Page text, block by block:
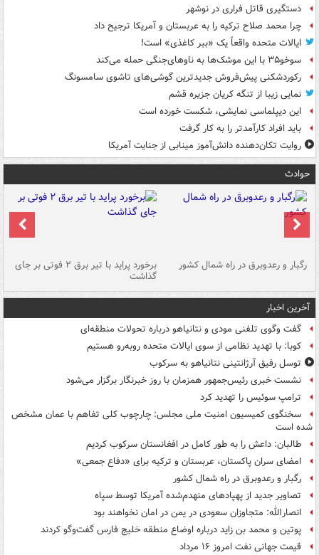
دستگیری قاتل فراری در نوشهر
چرا محمد صلاح ترکیه را به عربستان و آمریکا ترجیح داد
ایالات متحده واقعاً یک «ببر کاغذی» است!
سوخو۳۵ با این موشک‌ها به ناوهای‌جنگی حمله می‌کند
رکوردشکنی پیش‌فروش جدیدترین گوشی‌های تاشوی سامسونگ
نمایی زیبا از تنگه کریان جزیره قشم
این دیپلماسی نمایشی، شکست خورده است
باید افراد کارآمدتر را به کار گرفت
روایت تکان‌دهنده دانش‌آموز مینابی از جنایت آمریکا
حوادث
رگبار و رعدوبرق در راه شمال کشور برخورد پراید با تیر برق ۲ فوتی بر جای
گذاشت
آخرین اخبار
گفت وگوی تلفنی مودی و نتانیاهو درباره تحولات منطقه‌ای
کوبا: با تهدید نظامی از سوی ایالات متحده روبه‌رو هستیم
توسل رفیق آرژانتینی نتانیاهو به سرکوب
نشست خبری رئیس‌جمهور همزمان با روز خبرنگار برگزار می‌شود
ترامپ سوئیس را تهدید کرد
سخنگوی کمیسیون امنیت ملی مجلس: چارچوب کلی تفاهم با عمان مشخص
شده است
طالبان: داعش را به طور کامل در افغانستان سرکوب کردیم
امضای سران پاکستان، عربستان و ترکیه برای «دفاع جمعی»
رگبار و رعدوبرق در راه شمال کشور
تصاویر جدید از پهپادهای منهدم‌شده آمریکا توسط سپاه
انصارالله: متجاوزان سعودی در یمن در امان نخواهند بود
پوتین و محمد بن زاید درباره اوضاع منطقه خلیج فارس گفت‌وگو کردند
قیمت جهانی نفت امروز ۱۶ مرداد